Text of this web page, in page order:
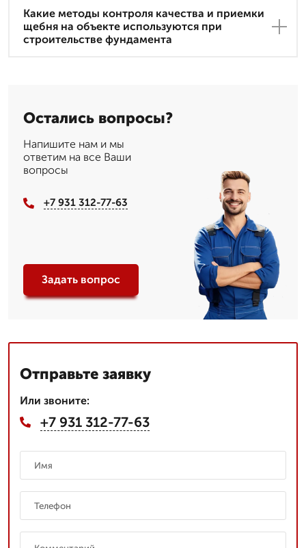
Какие методы контроля качества и приемки
щебня на объекте используются при
строительстве фундамента
Остались вопросы?
Напишите нам и мы
ответим на все Ваши
вопросы
+7 931 312-77-63
Задать вопрос
Отправьте заявку
Или звоните:
+7 931 312-77-63